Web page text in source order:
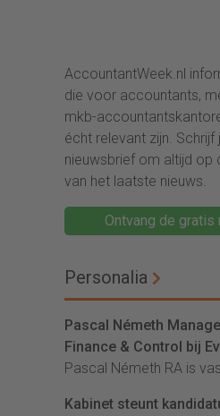
AccountantWeek.nl
die voor accountants,
mkb-
écht relevant zijn. Schrijf
nieuwsbrief om altijd op
van het laatste nieuws.
Ontvang de
Personalia
Pascal Németh
Finance & Control bij
Pascal Németh RA is
Kabinet steunt